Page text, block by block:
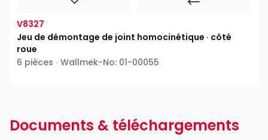
V8327
Jeu de démontage de joint homocinétique · côté
roue
6 pièces ∙ Wallmek-No: 01-00055
Documents & téléchargements